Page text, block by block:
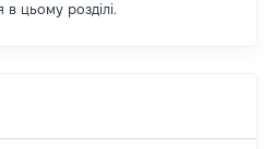
цьому розділі.